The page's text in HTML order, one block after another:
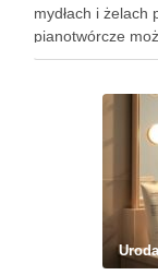
mydłach i żelach
pianotwórcze
dla zdrowia skóry
Uroda